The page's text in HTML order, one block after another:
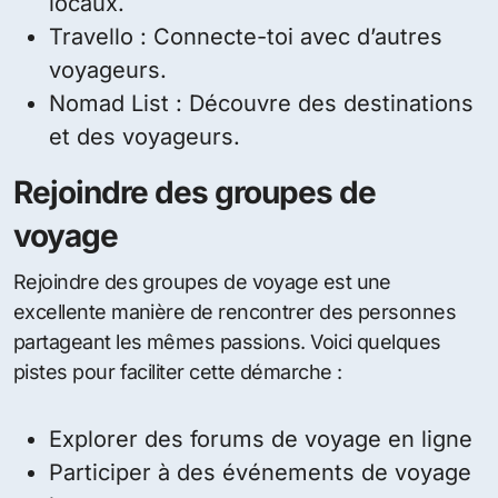
Travello : Connecte-toi avec d’autres
voyageurs.
Nomad List : Découvre des destinations
et des voyageurs.
Rejoindre des groupes de
voyage
Rejoindre des groupes de voyage est une
excellente manière de rencontrer des personnes
partageant les mêmes passions. Voici quelques
pistes pour faciliter cette démarche :
Explorer des forums de voyage en ligne
Participer à des événements de voyage